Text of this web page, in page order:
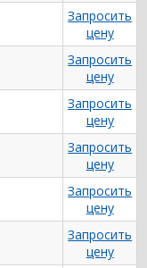
Запросить
цену
Запросить
цену
Запросить
цену
Запросить
цену
Запросить
цену
Запросить
цену